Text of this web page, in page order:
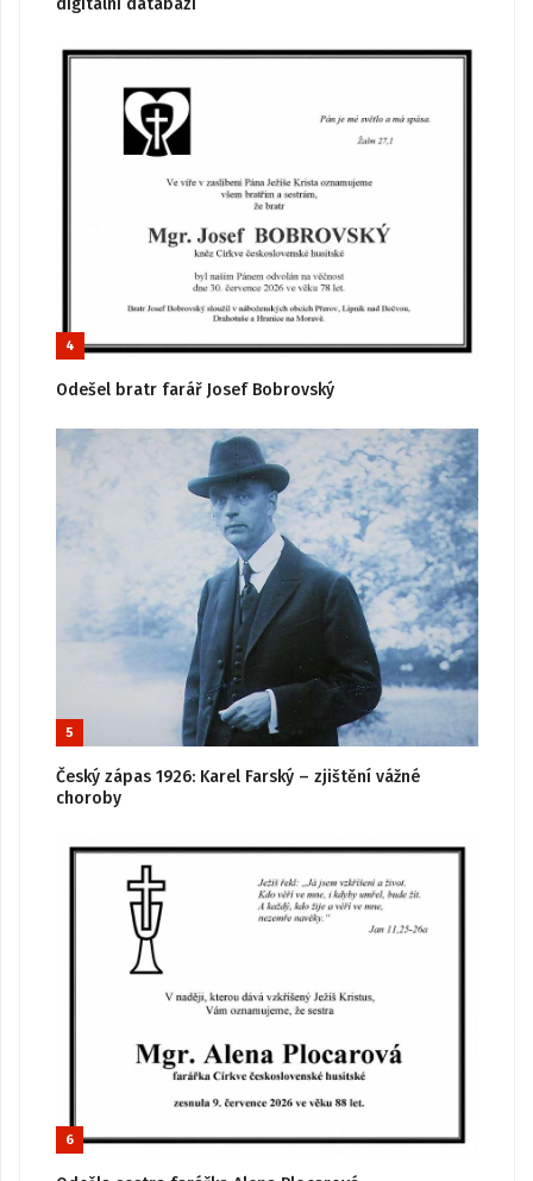
4
Odešel bratr farář Josef Bobrovský
5
Český zápas 1926: Karel Farský – zjištění vážné
choroby
6